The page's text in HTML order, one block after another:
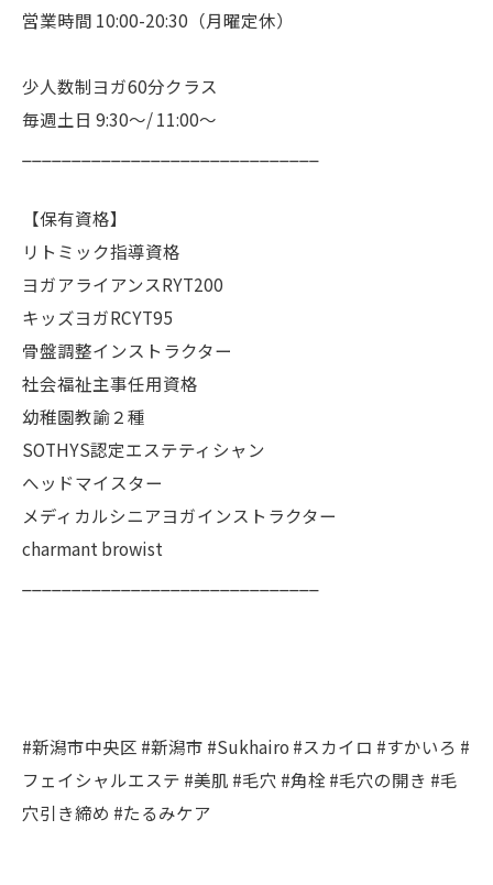
営業時間 10:00-20:30（月曜定休）
少人数制ヨガ60分クラス
毎週土日 9:30〜/ 11:00〜
【保有資格】
リトミック指導資格
ヨガアライアンスRYT200
キッズヨガRCYT95
骨盤調整インストラクター
社会福祉主事任用資格
幼稚園教諭２種
SOTHYS認定エステティシャン
へッドマイスター
メディカルシニアヨガインストラクター
charmant browist
#新潟市中央区 #新潟市 #Sukhairo #スカイロ #すかいろ #
フェイシャルエステ #美肌 #毛穴 #角栓 #毛穴の開き #毛
穴引き締め #たるみケア